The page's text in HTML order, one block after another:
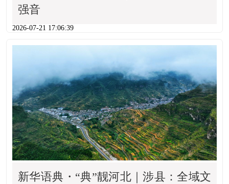
强音
2026-07-21 17:06:39
新华语典・“典”靓河北｜涉县：全域文